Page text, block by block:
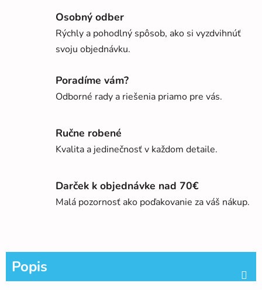
Osobný odber
Rýchly a pohodlný spôsob, ako si vyzdvihnúť
svoju objednávku.
Poradíme vám?
Odborné rady a riešenia priamo pre vás.
Ručne robené
Kvalita a jedinečnosť v každom detaile.
Darček k objednávke nad 70€
Malá pozornosť ako poďakovanie za váš nákup.
Popis